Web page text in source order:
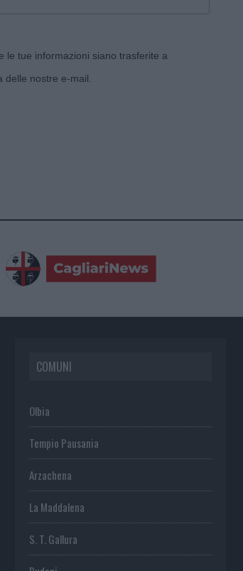
le tue informazioni siano trasferite a
nostre e-mail.
COMUNI
Olbia
Tempio Pausania
Arzachena
La Maddalena
S. T. Gallura